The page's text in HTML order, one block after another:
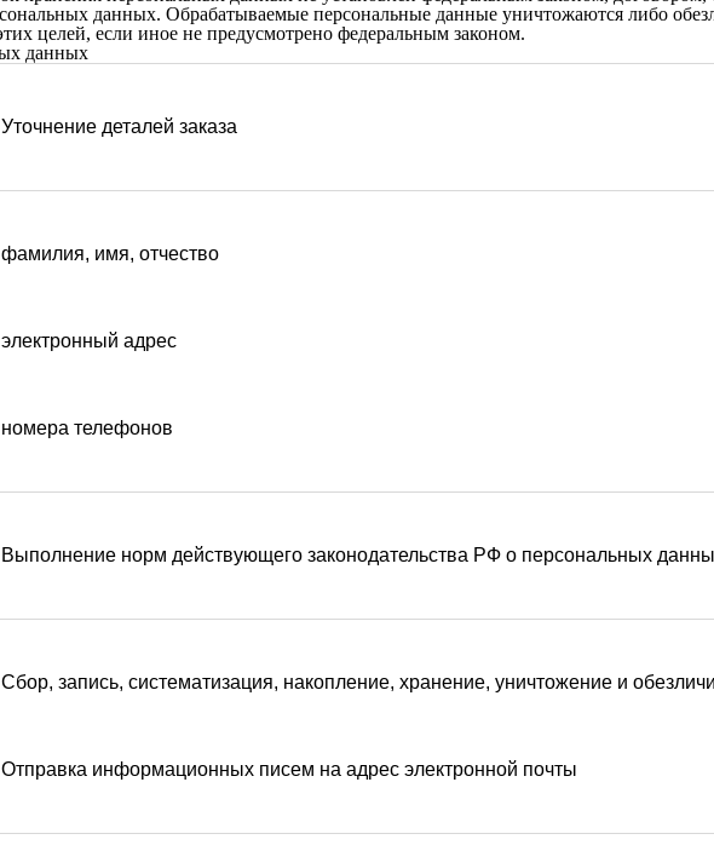
Уточнение деталей заказа
фамилия, имя, отчество
электронный адрес
номера телефонов
Выполнение норм действующего законодательства РФ о персональных
Сбор, запись, систематизация, накопление, хранение, уничтожение и
Отправка информационных писем на адрес электронной почты